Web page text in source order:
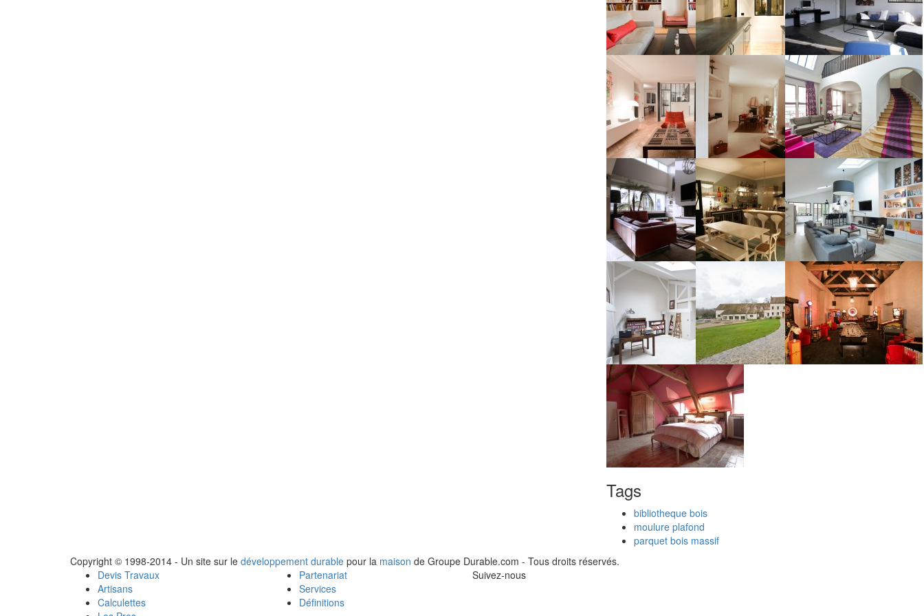
Tags
bibliotheque bois
moulure plafond
parquet bois massif
Copyright © 1998-2014 - Un site sur le développement durable pour la maison de Groupe Durable.com - Tous droits réservés.
Devis Travaux
Artisans
Calculettes
Partenariat
Services
Définitions
Suivez-nous